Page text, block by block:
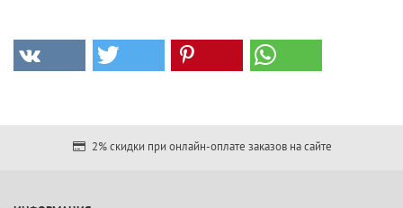
2% скидки при онлайн-оплате заказов на сайте